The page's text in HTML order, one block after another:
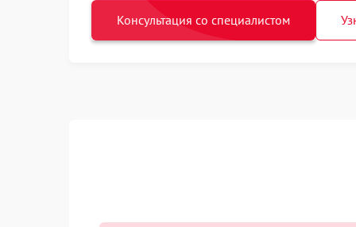
Консультация со специалистом